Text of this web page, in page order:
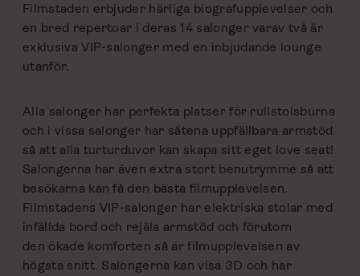
Filmstaden erbjuder härliga biografupplevelser och
en bred repertoar i deras 14 salonger varav två är
exklusiva VIP-salonger med en inbjudande lounge
utanför.
Alla salonger har perfekta platser för rullstolsburna
och i vissa salonger har sätena uppfällbara armstöd
så att alla turturduvor kan skapa sitt eget love seat!
Salongerna har även extra stort benutrymme så att
besökarna kan få den bästa filmupplevelsen.
Filmstadens VIP-salonger har elektriska stolar med
infällda bord och rejäla armstöd och förutom
den ökade komforten så är filmupplevelsen av
högsta snitt. Salongerna kan visa 3D och har